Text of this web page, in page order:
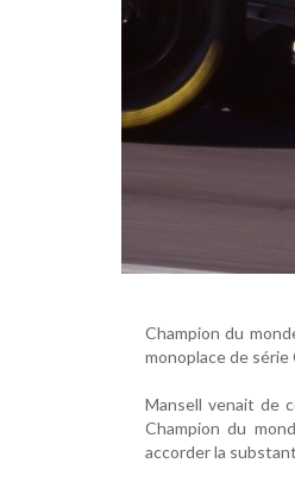
Champion du
monoplace de série
Mansell venait de
Champion du
accorder la